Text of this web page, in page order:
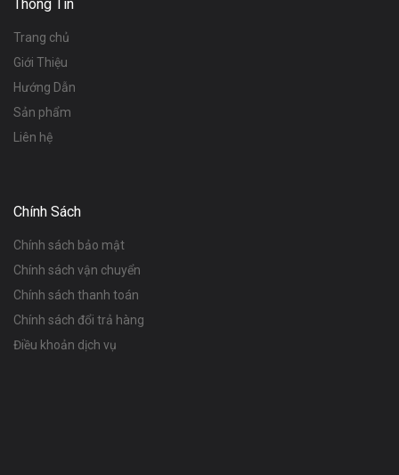
Thông Tin
Trang chủ
Giới Thiệu
Hướng Dẫn
Sản phẩm
Liên hệ
Chính Sách
Chính sách bảo mật
Chính sách vận chuyển
Chính sách thanh toán
Chính sách đổi trả hàng
Điều khoản dịch vụ